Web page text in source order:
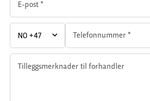
E-post *
Telefonnummer *
Tilleggsmerknader til forhandler